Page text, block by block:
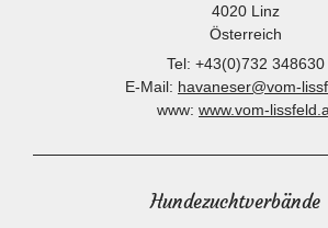
Hundezuchtverbände
4020 Linz
Österreich
Tel: +43(0)732 348630
E-Mail: havaneser@vom-
www: www.vom-